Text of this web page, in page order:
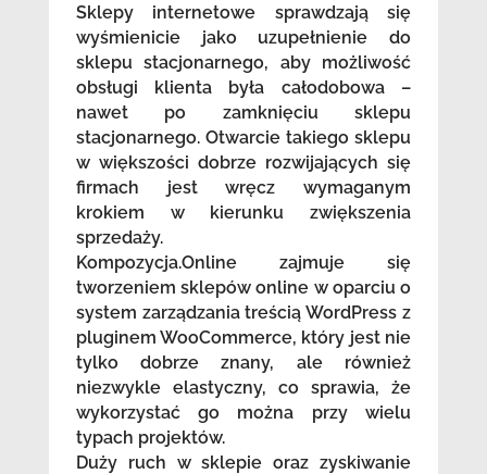
Sklepy internetowe sprawdzają się
wyśmienicie jako uzupełnienie do
sklepu stacjonarnego, aby możliwość
obsługi klienta była całodobowa –
nawet po zamknięciu sklepu
stacjonarnego. Otwarcie takiego sklepu
w większości dobrze rozwijających się
firmach jest wręcz wymaganym
krokiem w kierunku zwiększenia
sprzedaży.
Kompozycja.Online zajmuje się
tworzeniem sklepów online w oparciu o
system zarządzania treścią WordPress z
pluginem WooCommerce, który jest nie
tylko dobrze znany, ale również
niezwykle elastyczny, co sprawia, że
wykorzystać go można przy wielu
typach projektów.
Duży ruch w sklepie oraz zyskiwanie